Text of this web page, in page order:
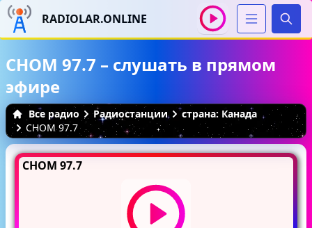
RADIOLAR.ONLINE
CHOM 97.7 – слушать в прямом
эфире
Все радио Радиостанции
страна: Канада
CHOM 97.7
CHOM 97.7